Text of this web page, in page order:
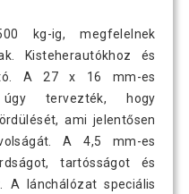
kg-ig, megfelelnek
Kisteherautókhoz és
A 27 x 16 mm-es
úgy tervezték, hogy
ami jelentősen
A 4,5 mm-es
tartósságot és
A lánchálózat speciális